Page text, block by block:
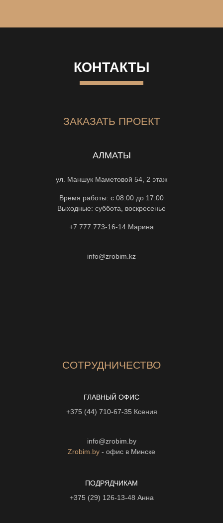
КОНТАКТЫ
ЗАКАЗАТЬ ПРОЕКТ
АЛМАТЫ
ул. Маншук Маметовой 54, 2 этаж
Время работы: с 08:00 до 17:00
Выходные: суббота, воскресенье
+7 777 773-16-14 Марина
info@zrobim.kz
СОТРУДНИЧЕСТВО
ГЛАВНЫЙ ОФИС
+375 (44) 710-67-35 Ксения
info@zrobim.by
Zrobim.by - офис в Минске
ПОДРЯДЧИКАМ
+375 (29) 126-13-48 Анна